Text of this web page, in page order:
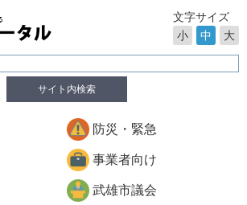
サイト内検索
文字サイズ
小
中 大
防災・緊急
事業者向け
武雄市議会